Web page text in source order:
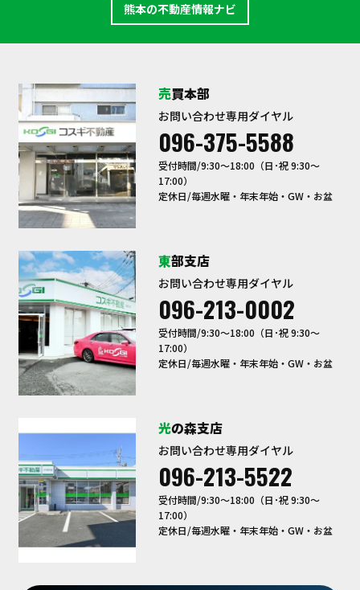
熊本の不動産情報ナビ
売買本部
お問い合わせ専用ダイヤル
096-375-5588
受付時間/9:30〜18:00（日･祝 9:30～
17:00）
定休日/毎週水曜・年末年始・GW・お盆
東部支店
お問い合わせ専用ダイヤル
096-213-0002
受付時間/9:30〜18:00（日･祝 9:30～
17:00）
定休日/毎週水曜・年末年始・GW・お盆
光の森支店
お問い合わせ専用ダイヤル
096-213-5522
受付時間/9:30〜18:00（日･祝 9:30～
17:00）
定休日/毎週水曜・年末年始・GW・お盆